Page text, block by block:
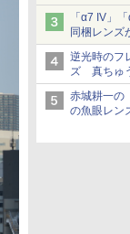
Watch
「α7 IV」
同梱レンズ
逆光時のフ
ズ 真ちゅ
シルバーク
赤城耕一の
の魚眼レン